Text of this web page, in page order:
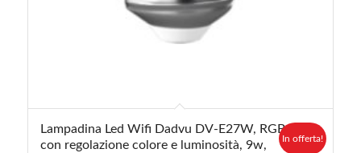
Lampadina Led Wifi Dadvu DV-E27W, RGB
con regolazione colore e luminosità, 9w,
In offerta!